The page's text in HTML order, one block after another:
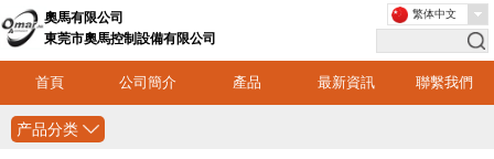
奧馬有限公司
東莞市奧馬控制設備有限公司
首頁 公司簡介 產品 最新資訊 聯繫我們
繁体中文
产品分类